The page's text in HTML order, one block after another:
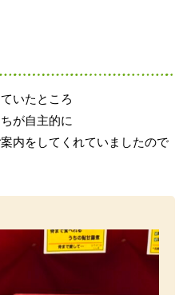
いたところ
が自主的に
内をしてくれていましたので